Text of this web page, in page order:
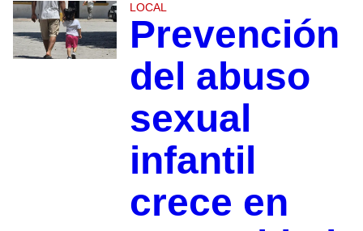
LOCAL
Prevención
del abuso
sexual
infantil
crece en